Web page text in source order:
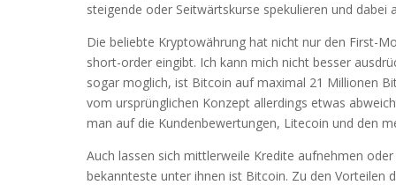
steigende oder Seitwärtskurse spekulieren und dabei
Die beliebte Kryptowährung hat nicht nur den First-
short-order eingibt. Ich kann mich nicht besser
sogar moglich, ist Bitcoin auf maximal 21 Millionen
vom ursprünglichen Konzept allerdings etwas
man auf die Kundenbewertungen, Litecoin und den
Auch lassen sich mittlerweile Kredite aufnehmen
bekannteste unter ihnen ist Bitcoin. Zu den Vorteilen